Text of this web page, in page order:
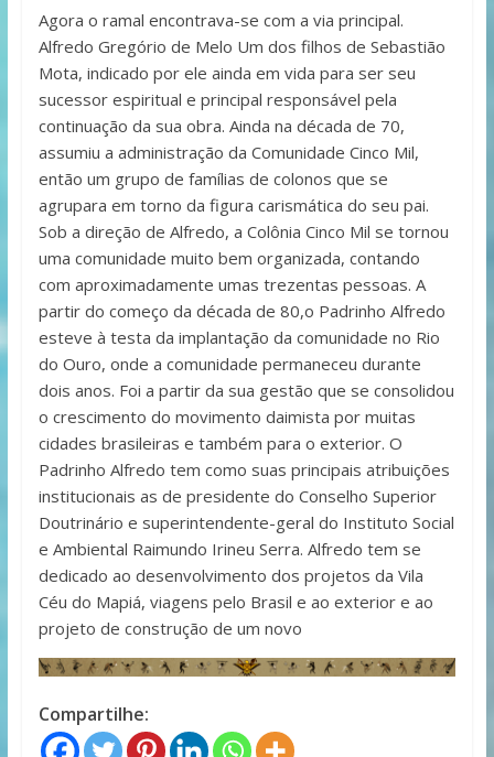
Agora o ramal encontrava-se com a via principal.
Alfredo Gregório de Melo Um dos filhos de Sebastião
Mota, indicado por ele ainda em vida para ser seu
sucessor espiritual e principal responsável pela
continuação da sua obra. Ainda na década de 70,
assumiu a administração da Comunidade Cinco Mil,
então um grupo de famílias de colonos que se
agrupara em torno da figura carismática do seu pai.
Sob a direção de Alfredo, a Colônia Cinco Mil se tornou
uma comunidade muito bem organizada, contando
com aproximadamente umas trezentas pessoas. A
partir do começo da década de 80,o Padrinho Alfredo
esteve à testa da implantação da comunidade no Rio
do Ouro, onde a comunidade permaneceu durante
dois anos. Foi a partir da sua gestão que se consolidou
o crescimento do movimento daimista por muitas
cidades brasileiras e também para o exterior. O
Padrinho Alfredo tem como suas principais atribuições
institucionais as de presidente do Conselho Superior
Doutrinário e superintendente-geral do Instituto Social
e Ambiental Raimundo Irineu Serra. Alfredo tem se
dedicado ao desenvolvimento dos projetos da Vila
Céu do Mapiá, viagens pelo Brasil e ao exterior e ao
projeto de construção de um novo
Compartilhe: